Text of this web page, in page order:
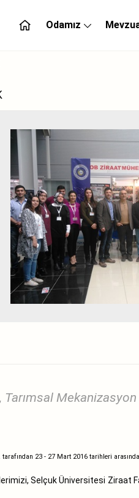
Odamız
Tarımsal
23 - 27 Mart 2016 tarihleri
Selçuk Üniversitesi